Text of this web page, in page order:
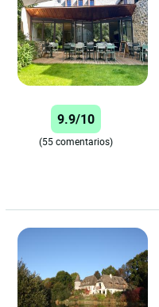
9.9/10
(55 comentarios)